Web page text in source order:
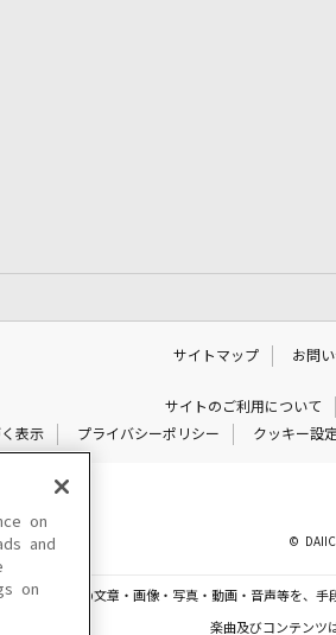
サイトマップ お問
サイトのご利用について
表示
プライバシーポリシー クッキー設定
©
れている一切の文章・画像・写真・動画・音声等を、
楽曲及びコンテンツ
on
and
on